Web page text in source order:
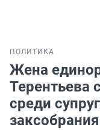
ПОЛИТИКА
Жена
Терентьева
среди